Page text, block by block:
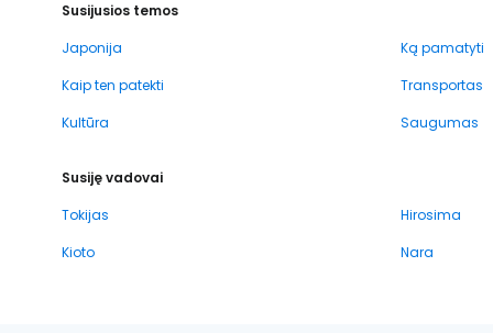
Susijusios temos
Japonija
Ką pamatyti
Kaip ten patekti
Transportas
Kultūra
Saugumas
Susiję vadovai
Tokijas
Hirosima
Kioto
Nara